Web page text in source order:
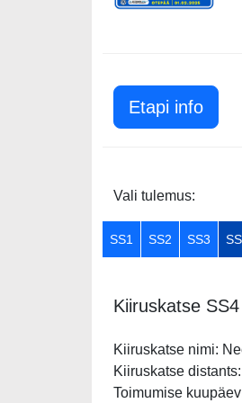
Etapi info
Vali tulemus:
SS1 SS2 SS3
Kiiruskatse SS4
Kiiruskatse nimi:
Kiiruskatse
Toimumise